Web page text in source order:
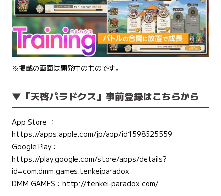
※掲載の画面は開発中のものです。
▼「天啓パラドクス」事前登録はこちらから
App Store ：
https://apps.apple.com/jp/app/id1598525559
Google Play：
https://play.google.com/store/apps/details?
id=com.dmm.games.tenkeiparadox
DMM GAMES： http://tenkei-paradox.com/